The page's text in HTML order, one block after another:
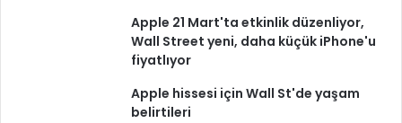
Apple 21 Mart'ta etkinlik düzenliyor,
Wall Street yeni, daha küçük iPhone'u
fiyatlıyor
Apple hissesi için Wall St'de yaşam
belirtileri